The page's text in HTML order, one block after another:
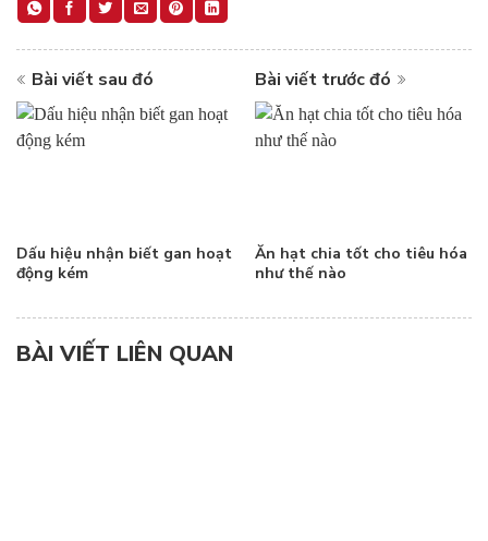
Bài viết sau đó
Dấu hiệu nhận biết gan hoạt
động kém
Bài viết trước đó
Ăn hạt chia tốt cho tiêu hóa
như thế nào
BÀI VIẾT LIÊN QUAN